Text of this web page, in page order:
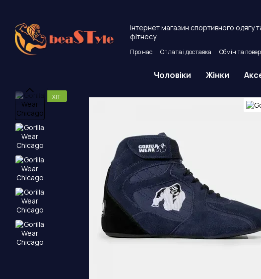
Інтернет магазин спортивного одягу
фітнесу.
Про нас Оплата і доставка Обмін та
Чоловіки Жінки
ХІТ